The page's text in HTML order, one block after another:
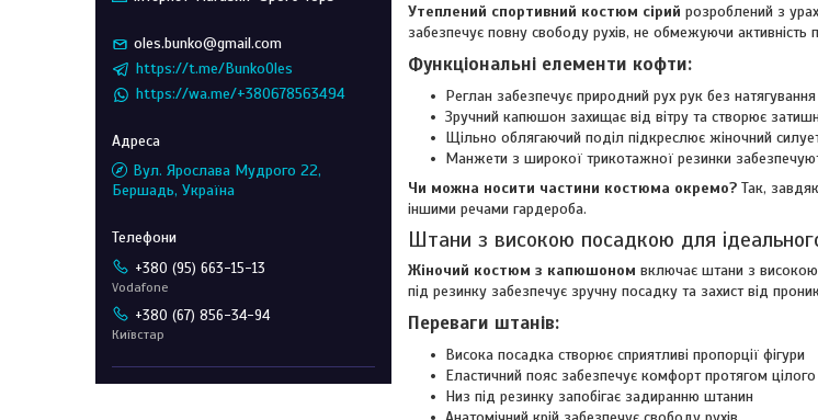
Утеплений спортивний костюм сірий розроблений з
забезпечує повну свободу рухів, не обмежуючи активність
Функціональні елементи кофти:
Реглан забезпечує природний рух рук без
Зручний капюшон захищає від вітру та створює
Щільно облягаючий поділ підкреслює жіночний
Манжети з широкої трикотажної резинки
Чи можна носити частини костюма окремо? Так,
іншими речами гардероба.
Штани з високою посадкою для
Жіночий костюм з капюшоном включає штани з
під резинку забезпечує зручну посадку та захист від
Переваги штанів:
Висока посадка створює сприятливі пропорції фігури
Еластичний пояс забезпечує комфорт протягом
Низ під резинку запобігає задиранню штанин
oles.bunko@gmail.com
https://t.me/BunkoOles
https://wa.me/+380678563494
Вул. Ярослава Мудрого 22,
Бершадь, Україна
+380 (95) 663-15-13
Vodafone
+380 (67) 856-34-94
Київстар